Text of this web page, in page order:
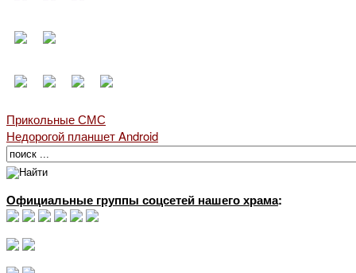
Прикольные СМС
Недорогой планшет Android
Официальные группы соцсетей нашего храма: